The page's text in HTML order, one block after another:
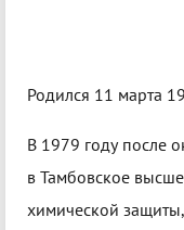
Родился 11 марта
В 1979 году после
в Тамбовское
химической